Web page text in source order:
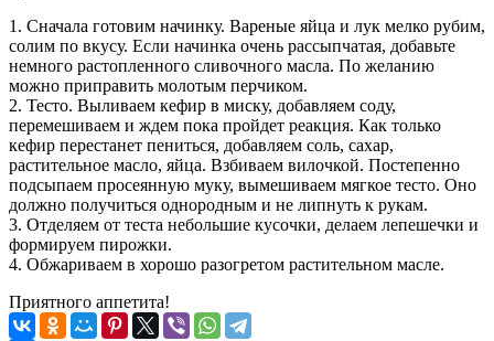
1. Сначала готовим начинку. Вареные яйца и лук мелко рубим,
солим по вкусу. Если начинка очень рассыпчатая, добавьте
немного растопленного сливочного масла. По желанию
можно приправить молотым перчиком.
2. Тесто. Выливаем кефир в миску, добавляем соду,
перемешиваем и ждем пока пройдет реакция. Как только
кефир перестанет пениться, добавляем соль, сахар,
растительное масло, яйца. Взбиваем вилочкой. Постепенно
подсыпаем просеянную муку, вымешиваем мягкое тесто. Оно
должно получиться однородным и не липнуть к рукам.
3. Отделяем от теста небольшие кусочки, делаем лепешечки и
формируем пирожки.
4. Обжариваем в хорошо разогретом растительном масле.
Приятного аппетита!